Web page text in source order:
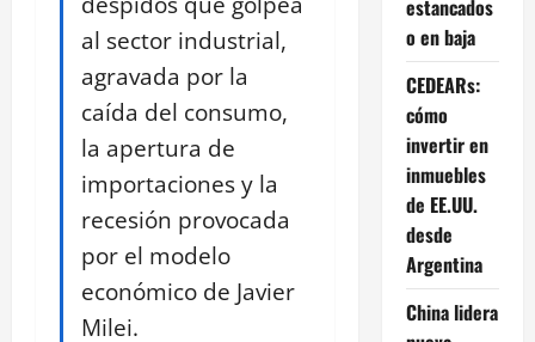
al sector industrial,
agravada por la
caída del consumo,
la apertura de
importaciones y la
recesión provocada
por el modelo
económico de Javier
Milei.
estancados
o en baja
CEDEARs:
cómo
invertir en
inmuebles
de EE.UU.
desde
Argentina
China lidera